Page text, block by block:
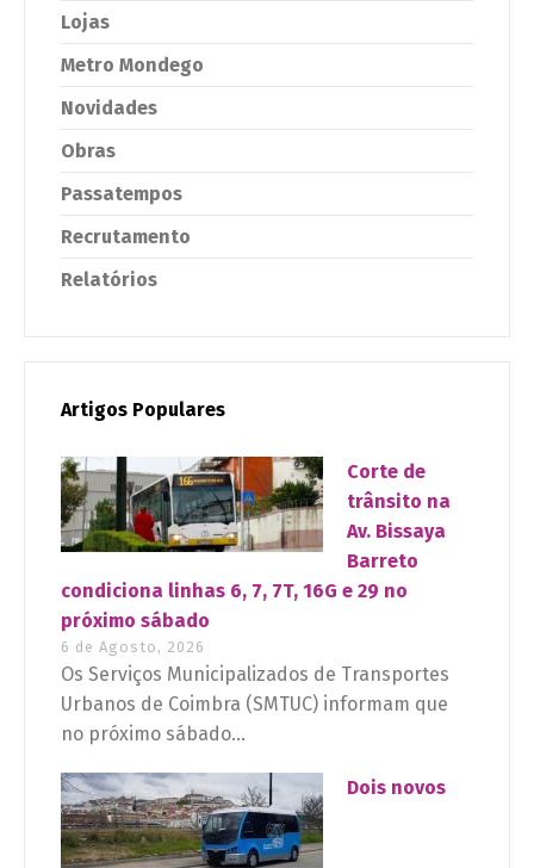
Lojas
Metro Mondego
Novidades
Obras
Passatempos
Recrutamento
Relatórios
Artigos Populares
Corte de
trânsito na
Av. Bissaya
Barreto
condiciona linhas 6, 7, 7T, 16G e 29 no
próximo sábado
6 de Agosto, 2026
Os Serviços Municipalizados de Transportes
Urbanos de Coimbra (SMTUC) informam que
no próximo sábado...
Dois novos